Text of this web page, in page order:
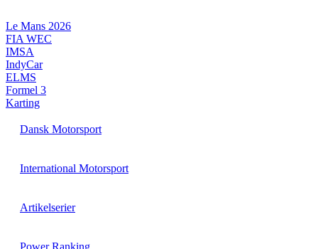
til
indhold
Le Mans 2026
FIA WEC
IMSA
IndyCar
ELMS
Formel 3
Karting
Dansk Motorsport
International Motorsport
Artikelserier
Power Ranking